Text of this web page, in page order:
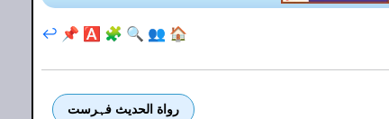
🏠
👥
🔍
🧩
🅰️
📌
↩️
رواة الحديث فہرست